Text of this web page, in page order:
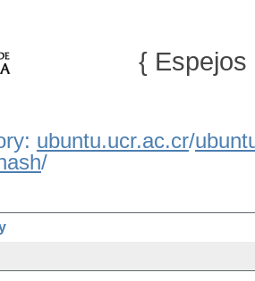
{ Espejos
ubuntu.ucr.ac.cr/
/